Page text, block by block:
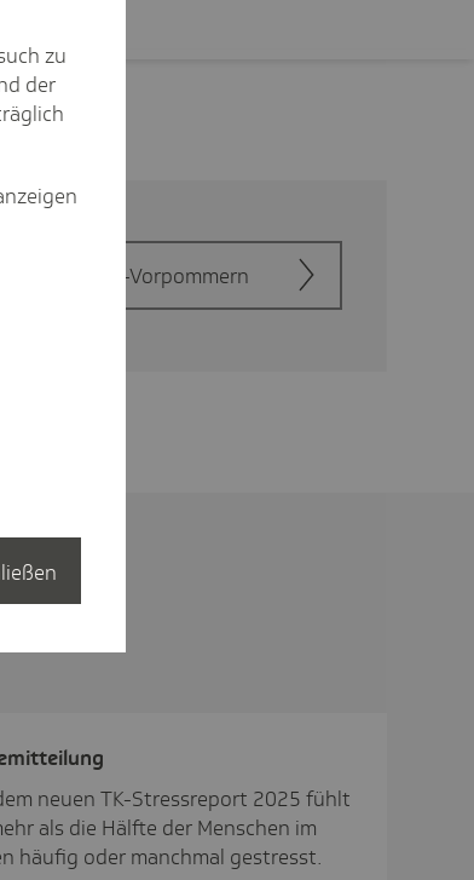
Meck­len­burg-Vorpom­mern
neuen TK-Stressreport 2025 fühlt
als die Hälfte der Menschen im
häufig oder manchmal gestresst.
zu
der